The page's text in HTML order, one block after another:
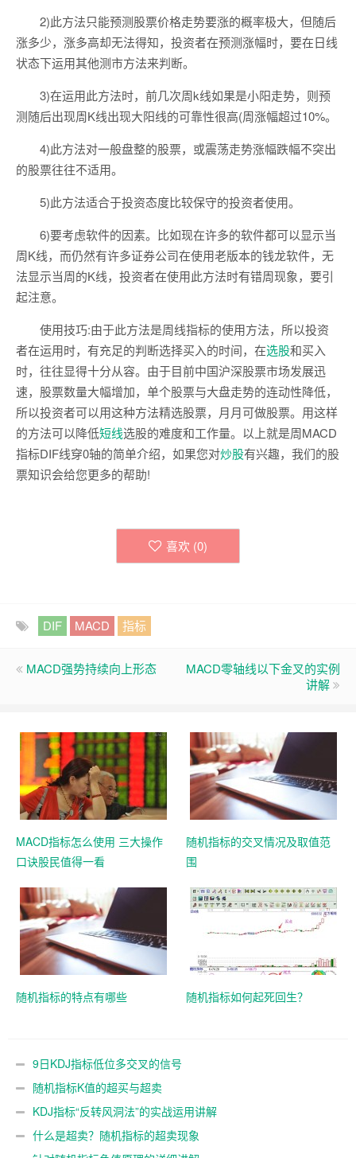
2)此方法只能预测股票价格走势要涨的概率极大，但随后
涨多少，涨多高却无法得知，投资者在预测涨幅时，要在日线
状态下运用其他测市方法来判断。
3)在运用此方法时，前几次周k线如果是小阳走势，则预
测随后出现周K线出现大阳线的可靠性很高(周涨幅超过10%。
4)此方法对一般盘整的股票，或震荡走势涨幅跌幅不突出
的股票往往不适用。
5)此方法适合于投资态度比较保守的投资者使用。
6)要考虑软件的因素。比如现在许多的软件都可以显示当
周K线，而仍然有许多证券公司在使用老版本的钱龙软件，无
法显示当周的K线，投资者在使用此方法时有错周现象，要引
起注意。
使用技巧:由于此方法是周线指标的使用方法，所以投资
者在运用时，有充足的判断选择买入的时间，在选股和买入
时，往往显得十分从容。由于目前中国沪深股票市场发展迅
速，股票数量大幅增加，单个股票与大盘走势的连动性降低，
所以投资者可以用这种方法精选股票，月月可做股票。用这样
的方法可以降低短线选股的难度和工作量。以上就是周MACD
指标DIF线穿0轴的简单介绍，如果您对炒股有兴趣，我们的股
票知识会给您更多的帮助!
喜欢 (0)
DIF MACD 指标
MACD强势持续向上形态
MACD零轴线以下金叉的实例
讲解
MACD指标怎么使用 三大操作
口诀股民值得一看
随机指标的交叉情况及取值范
围
随机指标的特点有哪些 随机指标如何起死回生？
9日KDJ指标低位多交叉的信号
随机指标K值的超买与超卖
KDJ指标“反转风洞法”的实战运用讲解
什么是超卖？随机指标的超卖现象